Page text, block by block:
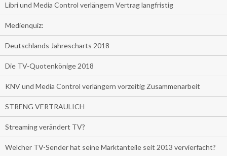
Libri und Media Control verlängern Vertrag langfristig
Medienquiz:
Deutschlands Jahrescharts 2018
Die TV-Quotenkönige 2018
KNV und Media Control verlängern vorzeitig Zusammenarbeit
STRENG VERTRAULICH
Streaming verändert TV?
Welcher TV-Sender hat seine Marktanteile seit 2013 vervierfacht?